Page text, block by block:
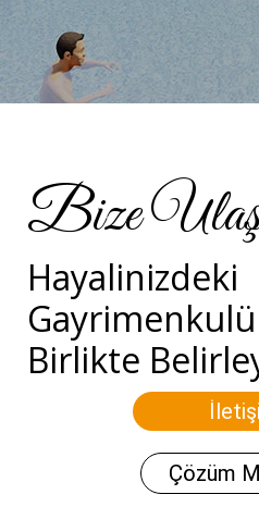
Bize
Hayalinizdeki
Gayrimenkulü
Birlikte
Çözüm